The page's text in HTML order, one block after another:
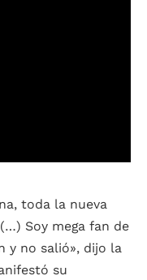
toda la nueva
Soy mega fan de
y no salió», dijo la
su